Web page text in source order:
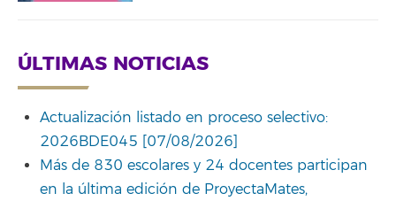
ÚLTIMAS NOTICIAS
Actualización listado en proceso selectivo:
2026BDE045 [07/08/2026]
Más de 830 escolares y 24 docentes participan
en la última edición de ProyectaMates,